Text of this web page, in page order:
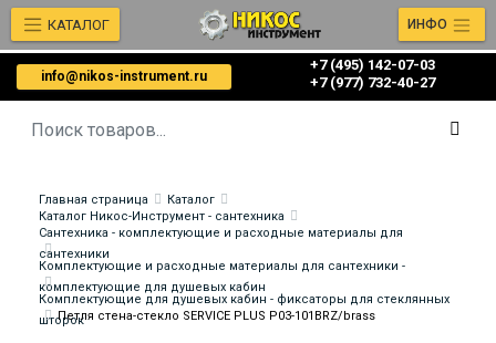
info@nikos-instrument.ru
+7 (495) 142-07-03
‎‎+7 (977) 732-40-27
КАТАЛОГ ИНФО
Главная страница
Каталог
Каталог Никос-Инструмент - сантехника
Сантехника - комплектующие и расходные материалы для
сантехники
Комплектующие и расходные материалы для сантехники -
комплектующие для душевых кабин
Комплектующие для душевых кабин - фиксаторы для стеклянных
шторок
Петля стена-стекло SERVICE PLUS P03-101BRZ/brass